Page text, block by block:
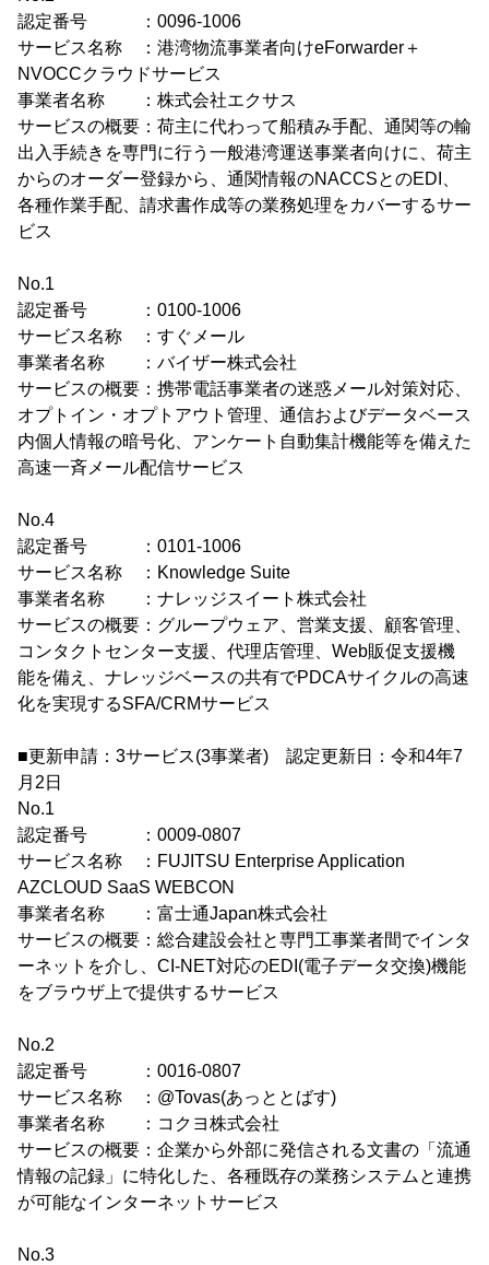
認定番号 ：0096-1006
サービス名称 ：港湾物流事業者向けeForwarder＋
NVOCCクラウドサービス
事業者名称 ：株式会社エクサス
サービスの概要：荷主に代わって船積み手配、通関等の輸
出入手続きを専門に行う一般港湾運送事業者向けに、荷主
からのオーダー登録から、通関情報のNACCSとのEDI、
各種作業手配、請求書作成等の業務処理をカバーするサー
ビス
No.1
認定番号 ：0100-1006
サービス名称 ：すぐメール
事業者名称 ：バイザー株式会社
サービスの概要：携帯電話事業者の迷惑メール対策対応、
オプトイン・オプトアウト管理、通信およびデータベース
内個人情報の暗号化、アンケート自動集計機能等を備えた
高速一斉メール配信サービス
No.4
認定番号 ：0101-1006
サービス名称 ：Knowledge Suite
事業者名称 ：ナレッジスイート株式会社
サービスの概要：グループウェア、営業支援、顧客管理、
コンタクトセンター支援、代理店管理、Web販促支援機
能を備え、ナレッジベースの共有でPDCAサイクルの高速
化を実現するSFA/CRMサービス
■更新申請：3サービス(3事業者) 認定更新日：令和4年7
月2日
No.1
認定番号 ：0009-0807
サービス名称 ：FUJITSU Enterprise Application
AZCLOUD SaaS WEBCON
事業者名称 ：富士通Japan株式会社
サービスの概要：総合建設会社と専門工事業者間でインタ
ーネットを介し、CI-NET対応のEDI(電子データ交換)機能
をブラウザ上で提供するサービス
No.2
認定番号 ：0016-0807
サービス名称 ：@Tovas(あっととばす)
事業者名称 ：コクヨ株式会社
サービスの概要：企業から外部に発信される文書の「流通
情報の記録」に特化した、各種既存の業務システムと連携
が可能なインターネットサービス
No.3